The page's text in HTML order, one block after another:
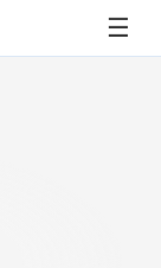
☰